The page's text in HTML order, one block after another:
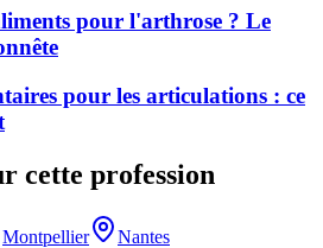
pour l'arthrose ? Le
pour les articulations : ce
cette profession
Montpellier Nantes